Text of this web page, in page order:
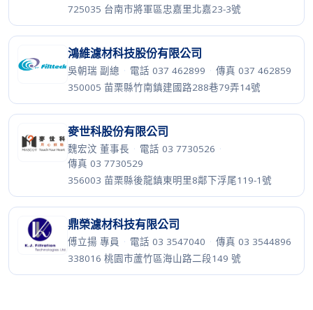
725035 台南市將軍區忠嘉里北嘉23-3號
鴻維濾材科技股份有限公司
吳朝瑞 副總 · 電話 037 462899 · 傳真 037 462859
350005 苗栗縣竹南鎮建國路288巷79弄14號
麥世科股份有限公司
魏宏汶 董事長 · 電話 03 7730526 ·
傳真 03 7730529
356003 苗栗縣後龍鎮東明里8鄰下浮尾119-1號
鼎榮濾材科技有限公司
傅立揚 專員 · 電話 03 3547040 · 傳真 03 3544896
338016 桃園市蘆竹區海山路二段149 號